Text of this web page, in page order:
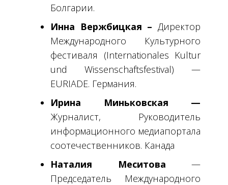
Болгарии.
Инна Вержбицкая – Директор
Международного Культурного
фестиваля (Internationales Kultur
und Wissenschaftsfestival) —
EURIADE. Германия.
Ирина Миньковская —
Журналист, Руководитель
информационного медиапортала
соотечественников. Канада
Наталия Меситова —
Председатель Международного